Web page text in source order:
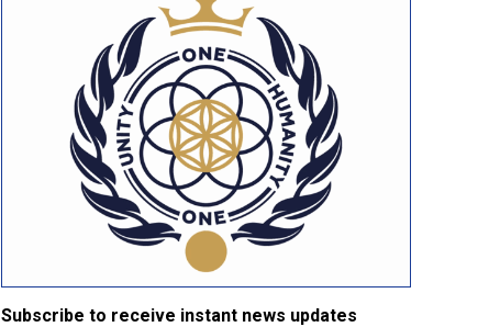
Subscribe to receive instant news updates